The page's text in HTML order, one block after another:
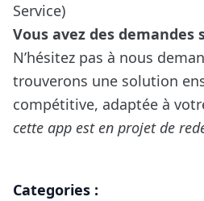
Service)
Vous avez des demandes
N’hésitez pas à nous
trouverons une solution
compétitive, adaptée à
cette app est en projet de
Categories :